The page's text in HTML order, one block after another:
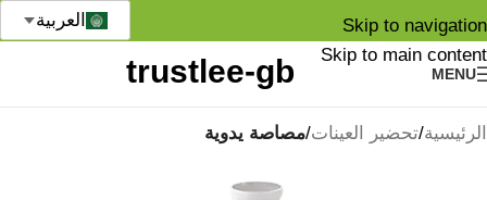
Skip to navigation
Skip to main content
MENU
العربية
الرئيسية تحضير العينات مصاصة يدوية